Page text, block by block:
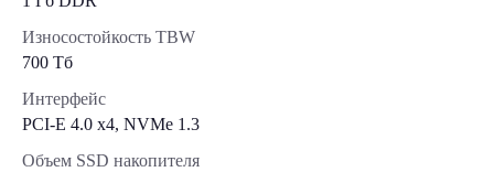
Износостойкость TBW
700 Тб
Интерфейс
PCI-E 4.0 x4, NVMe 1.3
Объем SSD накопителя